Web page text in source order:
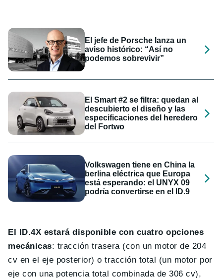
El jefe de Porsche lanza un
aviso histórico: “Así no
podemos sobrevivir”
El Smart #2 se filtra: quedan al
descubierto el diseño y las
especificaciones del heredero
del Fortwo
Volkswagen tiene en China la
berlina eléctrica que Europa
está esperando: el UNYX 09
podría convertirse en el ID.9
El ID.4X estará disponible con cuatro opciones
mecánicas: tracción trasera (con un motor de 204
cv en el eje posterior) o tracción total (un motor por
eje con una potencia total combinada de 306 cv),